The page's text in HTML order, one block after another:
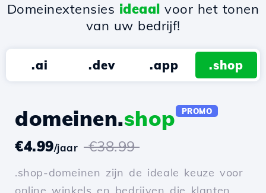
Domeinextensies ideaal voor het tonen
van uw bedrijf!
.ai .dev .app .shop
domeinen.shop PROMO
€4.99/jaar €38.99
.shop-domeinen zijn de ideale keuze voor